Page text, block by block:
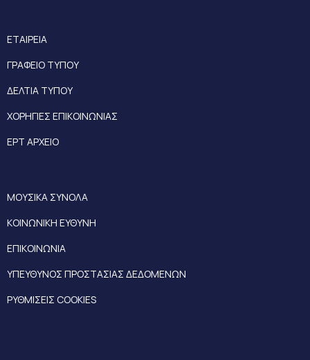
ΕΤΑΙΡΕΙΑ
ΓΡΑΦΕΙΟ ΤΥΠΟΥ
ΔΕΛΤΙΑ ΤΥΠΟΥ
ΧΟΡΗΓΙΕΣ ΕΠΙΚΟΙΝΩΝΙΑΣ
ΕΡΤ ΑΡΧΕΙΟ
ΜΟΥΣΙΚΑ ΣΥΝΟΛΑ
ΚΟΙΝΩΝΙΚΗ ΕΥΘΥΝΗ
ΕΠΙΚΟΙΝΩΝΙΑ
ΥΠΕΥΘΥΝΟΣ ΠΡΟΣΤΑΣΙΑΣ ΔΕΔΟΜΕΝΩΝ
ΡΥΘΜΙΣΕΙΣ COOKIES